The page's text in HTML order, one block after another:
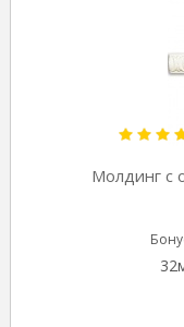
Молдинг с